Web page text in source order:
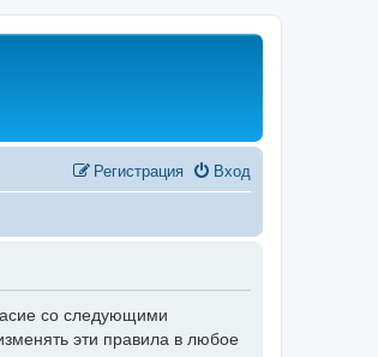
Вход
Регистрация
со следующими
эти правила в любое